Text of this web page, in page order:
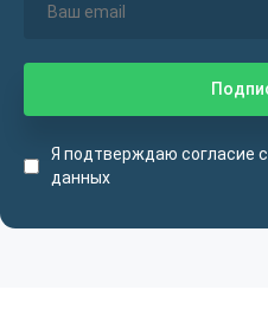
Я подтверждаю согласие с
данных